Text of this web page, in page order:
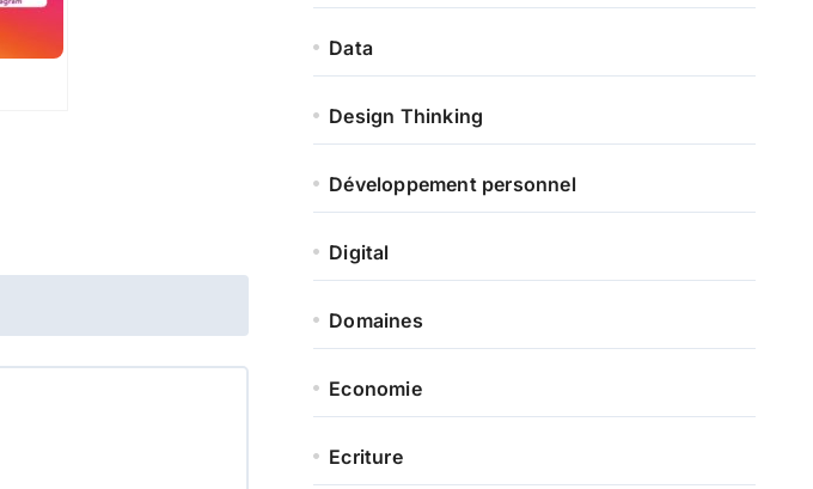
Data
Design Thinking
Développement personnel
Digital
Domaines
Economie
Ecriture